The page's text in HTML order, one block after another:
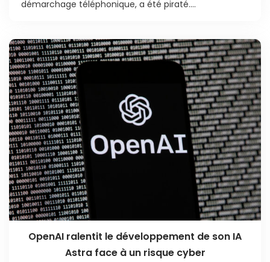
démarchage téléphonique, a été piraté....
OpenAI ralentit le développement de son IA
Astra face à un risque cyber